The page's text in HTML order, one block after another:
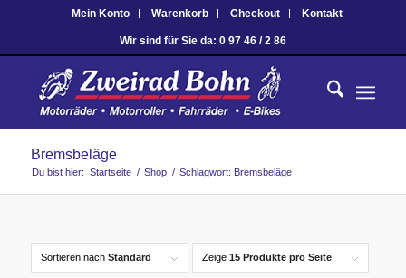
Mein Konto Warenkorb Checkout Kontakt
Wir sind für Sie da: 0 97 46 / 2 86
Bremsbeläge
Du bist hier: Startseite / Shop / Schlagwort: Bremsbeläge
Sortieren nach Standard Zeige 15 Produkte pro Seite